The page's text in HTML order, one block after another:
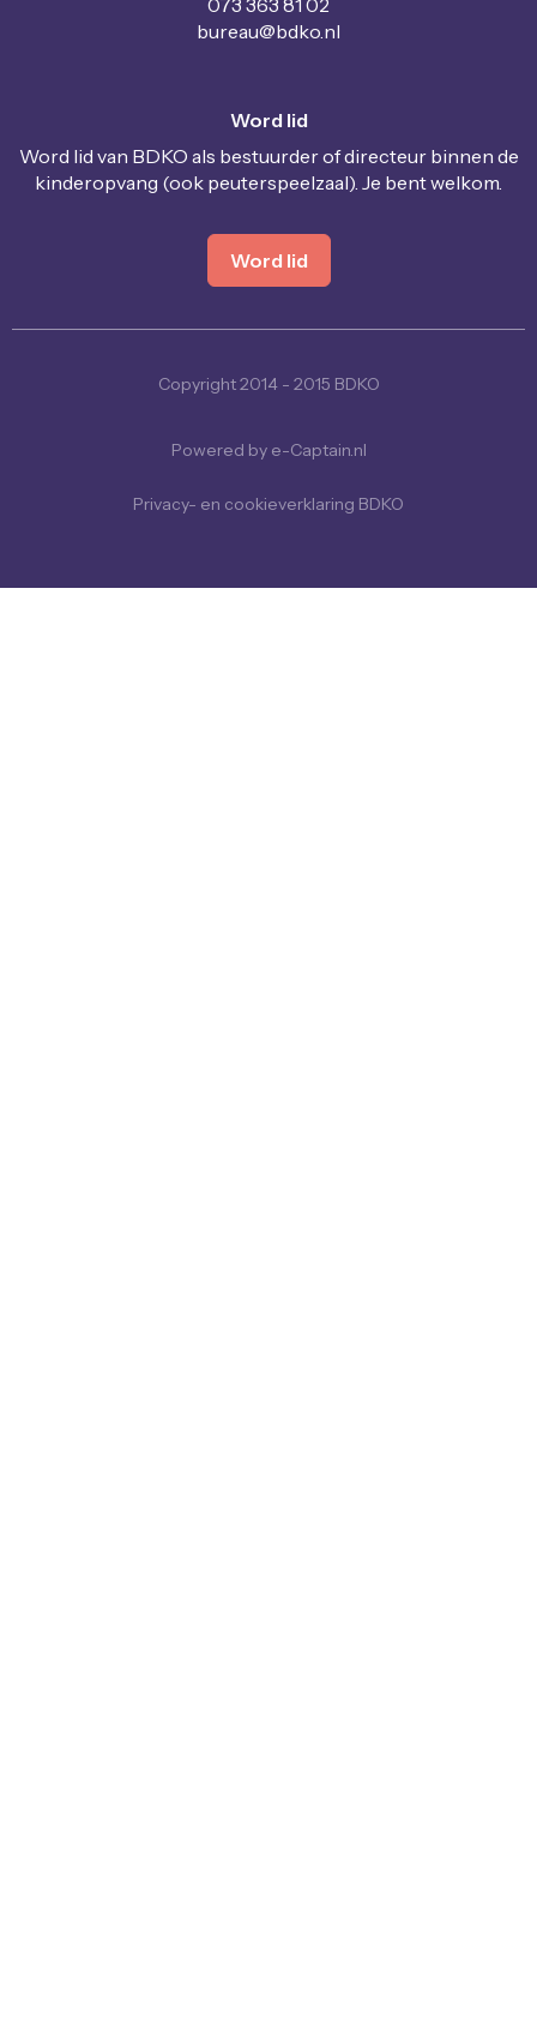
073 363 81 02
uaerub@bdko.nl
Word lid
Word lid van BDKO als bestuurder of directeur binnen de
kinderopvang (ook peuterspeelzaal). Je bent welkom.
Word lid
Copyright 2014 - 2015 BDKO
Powered by e-Captain.nl
Privacy- en cookieverklaring BDKO